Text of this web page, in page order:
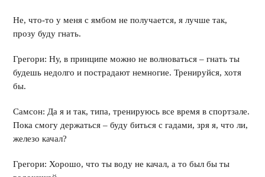
Не, что-то у меня с ямбом не получается, я лучше так,
прозу буду гнать.
Грегори: Ну, в принципе можно не волноваться – гнать ты
будешь недолго и пострадают немногие. Тренируйся, хотя
бы.
Самсон: Да я и так, типа, тренируюсь все время в спортзале.
Пока смогу держаться – буду биться с гадами, зря я, что ли,
железо качал?
Грегори: Хорошо, что ты воду не качал, а то был бы ты